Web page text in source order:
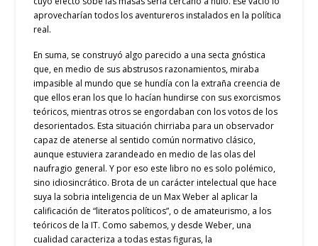
aprovecharían todos los aventureros instalados en la política
real.
En suma, se construyó algo parecido a una secta gnóstica
que, en medio de sus abstrusos razonamientos, miraba
impasible al mundo que se hundía con la extraña creencia de
que ellos eran los que lo hacían hundirse con sus exorcismos
teóricos, mientras otros se engordaban con los votos de los
desorientados. Esta situación chirriaba para un observador
capaz de atenerse al sentido común normativo clásico,
aunque estuviera zarandeado en medio de las olas del
naufragio general. Y por eso este libro no es solo polémico,
sino idiosincrático. Brota de un carácter intelectual que hace
suya la sobria inteligencia de un Max Weber al aplicar la
calificación de “literatos políticos”, o de amateurismo, a los
teóricos de la IT. Como sabemos, y desde Weber, una
cualidad caracteriza a todas estas figuras, la